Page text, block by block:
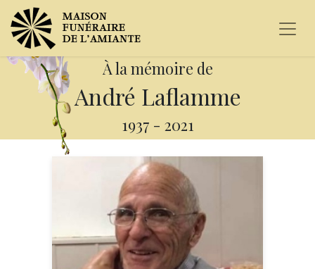
À la mémoire de
André Laflamme
1937 - 2021